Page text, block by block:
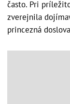
často. Pri
zverejnila
princezná